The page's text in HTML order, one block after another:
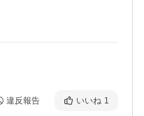
違反報告 いいね 1